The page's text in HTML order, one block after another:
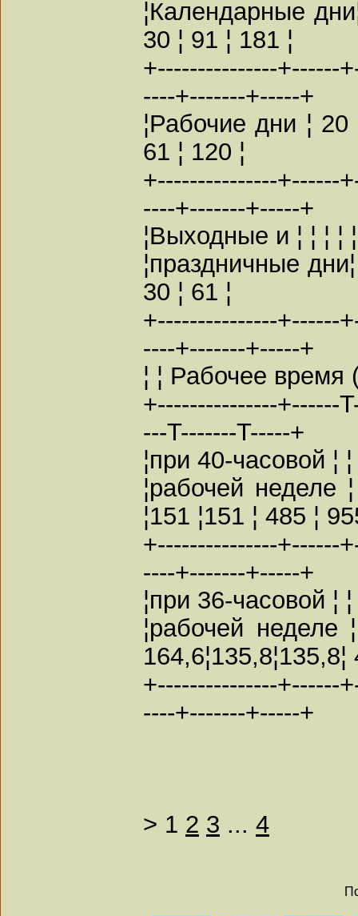
¦Календарные
30 ¦ 91 ¦ 181 ¦
+---------------+------
----+-------+-----+
¦Рабочие дни ¦ 20
61 ¦ 120 ¦
+---------------+------
----+-------+-----+
¦Выходные и ¦ ¦ ¦ ¦ ¦
¦праздничные
30 ¦ 61 ¦
+---------------+------
----+-------+-----+
¦ ¦ Рабочее время
+---------------+------
---T-------T-----+
¦при 40-часовой ¦ ¦ ¦
¦рабочей неделе
¦151 ¦151 ¦ 485 ¦
+---------------+------
----+-------+-----+
¦при 36-часовой ¦ ¦ ¦
¦рабочей неделе
164,6¦135,8¦135,8¦
+---------------+------
----+-------+-----+
> 1 2 3 ... 4